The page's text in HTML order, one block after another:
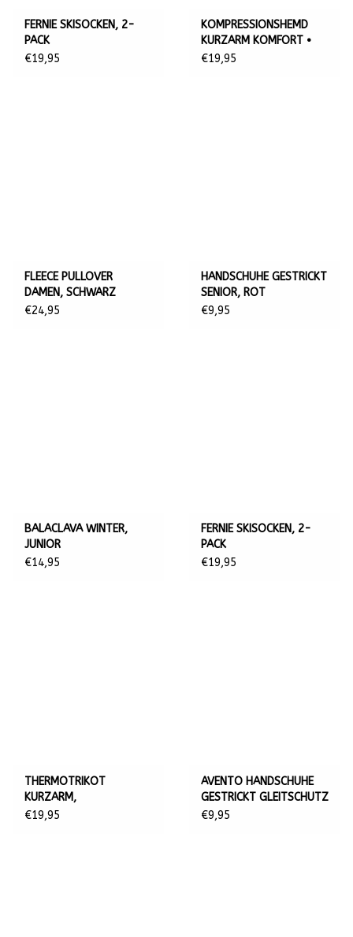
FERNIE SKISOCKEN, 2-
PACK
€19,95
KOMPRESSIONSHEMD
KURZARM KOMFORT •
DAMEN
€19,95
FLEECE PULLOVER
DAMEN, SCHWARZ
€24,95
HANDSCHUHE GESTRICKT
SENIOR, ROT
€9,95
BALACLAVA WINTER,
JUNIOR
€14,95
FERNIE SKISOCKEN, 2-
PACK
€19,95
THERMOTRIKOT
KURZARM,
DAMEN/MARINE
€19,95
AVENTO HANDSCHUHE
GESTRICKT GLEITSCHUTZ
SENIOR, FLUORGELB
€9,95